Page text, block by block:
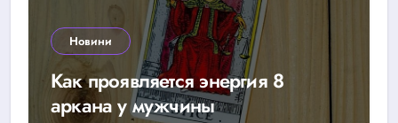
Новини
Как проявляется энергия 8
аркана у мужчины